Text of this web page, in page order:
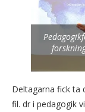
Deltagarna fick ta
fil. dr i pedagogik